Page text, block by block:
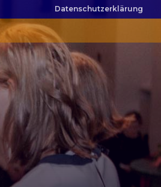
Datenschutzerklärung